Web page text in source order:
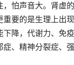
怕声音大。肾虚
要的是生理上出
降，代谢力、免
、精神分裂症、强